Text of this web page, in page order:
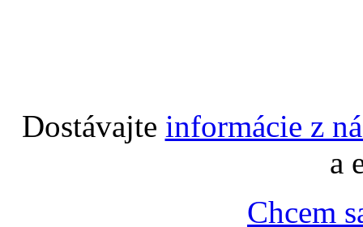
Dostávajte informácie z
a
Chcem